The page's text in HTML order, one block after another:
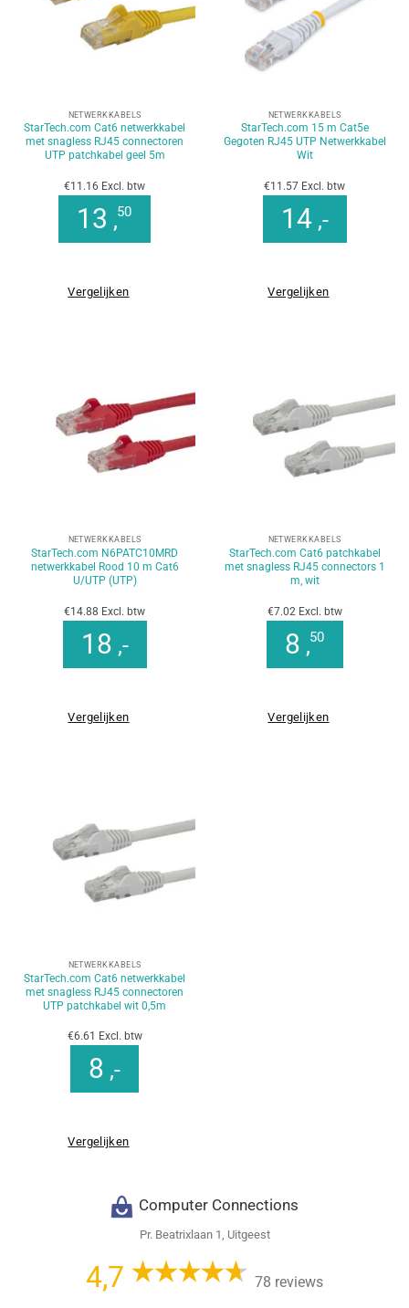
NETWERKKABELS
StarTech.com Cat6 netwerkkabel
met snagless RJ45 connectoren
UTP patchkabel geel 5m
€11.16 Excl. btw
13 ,50
Vergelijken
NETWERKKABELS
StarTech.com 15 m Cat5e
Gegoten RJ45 UTP Netwerkkabel
Wit
€11.57 Excl. btw
14,-
Vergelijken
NETWERKKABELS
StarTech.com N6PATC10MRD
netwerkkabel Rood 10 m Cat6
U/UTP (UTP)
€14.88 Excl. btw
18 ,-
Vergelijken
NETWERKKABELS
StarTech.com Cat6 patchkabel
met snagless RJ45 connectors 1
m, wit
€7.02 Excl. btw
8 ,50
Vergelijken
NETWERKKABELS
StarTech.com Cat6 netwerkkabel
met snagless RJ45 connectoren
UTP patchkabel wit 0,5m
€6.61 Excl. btw
8 ,-
Vergelijken
Computer Connections
Pr. Beatrixlaan 1, Uitgeest
4,7 78 reviews